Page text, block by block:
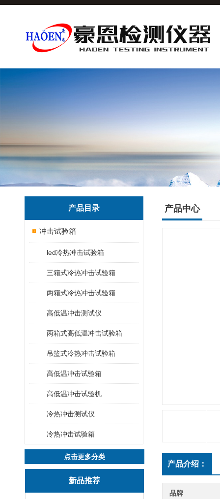
产品目录
冲击试验箱
led冷热冲击试验箱
三箱式冷热冲击试验箱
两箱式冷热冲击试验箱
高低温冲击测试仪
两箱式高低温冲击试验箱
吊篮式冷热冲击试验箱
高低温冲击试验箱
高低温冲击试验机
冷热冲击测试仪
冷热冲击试验箱
点击更多分类
新品推荐
产品中心
产品介绍：
品牌